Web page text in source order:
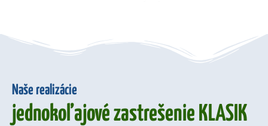
Naše realizácie
jednokoľajové zastrešenie KLASIK